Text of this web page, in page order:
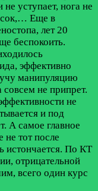
уступает, нога не
Еще в
лет 20
беспокоить.
эффективно
манипуляцию
совсем не припрет.
не
и под
А самое главное
не тот после
истончается. По КТ
отрицательной
всего один курс